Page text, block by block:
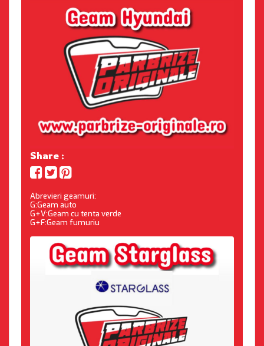
Share :
Abrevieri geamuri:
G:Geam auto
G+V:Geam cu tenta verde
G+F:Geam fumuriu